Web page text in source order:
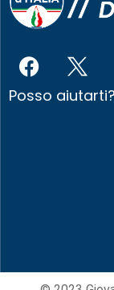
Posso aiutarti?